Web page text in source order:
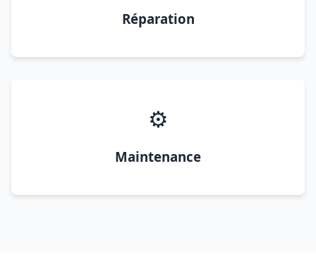
Réparation
⚙️
Maintenance